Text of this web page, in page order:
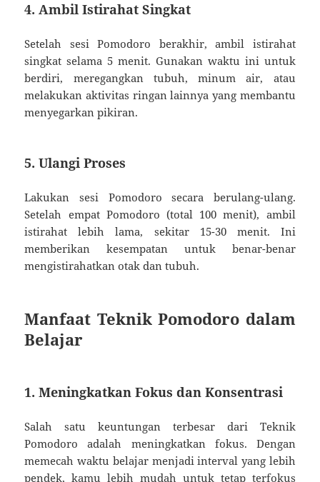
4. Ambil Istirahat Singkat
Setelah sesi Pomodoro berakhir, ambil istirahat
singkat selama 5 menit. Gunakan waktu ini untuk
berdiri, meregangkan tubuh, minum air, atau
melakukan aktivitas ringan lainnya yang membantu
menyegarkan pikiran.
5. Ulangi Proses
Lakukan sesi Pomodoro secara berulang-ulang.
Setelah empat Pomodoro (total 100 menit), ambil
istirahat lebih lama, sekitar 15-30 menit. Ini
memberikan kesempatan untuk benar-benar
mengistirahatkan otak dan tubuh.
Manfaat Teknik Pomodoro dalam
Belajar
1. Meningkatkan Fokus dan Konsentrasi
Salah satu keuntungan terbesar dari Teknik
Pomodoro adalah meningkatkan fokus. Dengan
memecah waktu belajar menjadi interval yang lebih
pendek, kamu lebih mudah untuk tetap terfokus